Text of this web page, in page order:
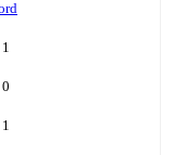
1
0
1